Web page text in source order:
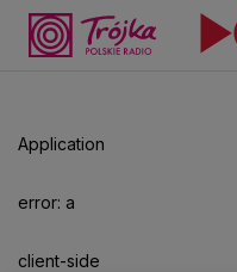
Application
error: a
client-side
aby
odtwarzać.